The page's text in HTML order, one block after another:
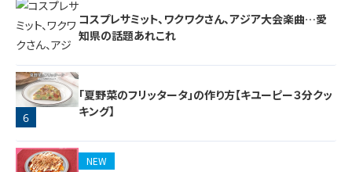
5
コスプレサミット、ワクワクさん、アジア大会楽曲…愛
知県の話題あれこれ
6
「夏野菜のフリッタータ」の作り方【キユーピー３分クッ
キング】
NEW